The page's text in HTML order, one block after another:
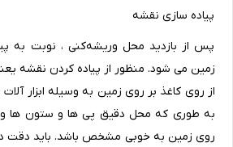
پیاده سازی نقشه
پس از بازدید محل وریشه‌کنی ، نوبت به
زمین می شود. منظور از پیاده کردن نقشه
از روی کاغذ بر روی زمین به وسیله ابزار
به طوری که محل دقیق پی ها و ستون ها
روی زمین به خوبی مشخص باشد. باید دقت